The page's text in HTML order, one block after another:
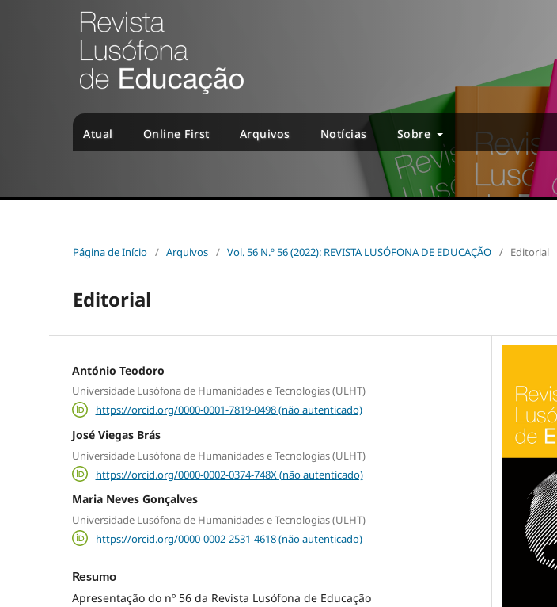
Atual Online First Arquivos Notícias Sobre
Página de Início / Arquivos / Vol. 56 N.º 56 (2022): REVISTA LUSÓFONA DE EDUCAÇÃO / Editorial
Editorial
António Teodoro
Universidade Lusófona de Humanidades e Tecnologias (ULHT)
https://orcid.org/0000-0001-7819-0498 (não autenticado)
José Viegas Brás
Universidade Lusófona de Humanidades e Tecnologias (ULHT)
https://orcid.org/0000-0002-0374-748X (não autenticado)
Maria Neves Gonçalves
Universidade Lusófona de Humanidades e Tecnologias (ULHT)
https://orcid.org/0000-0002-2531-4618 (não autenticado)
Resumo
Apresentação do nº 56 da Revista Lusófona de Educação